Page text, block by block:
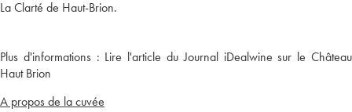
Plus d'informations : Lire l'article du Journal iDealwine sur le Château
Haut Brion
A propos de la cuvée